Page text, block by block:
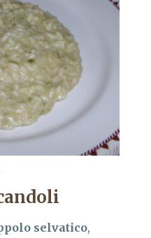
selvatico,